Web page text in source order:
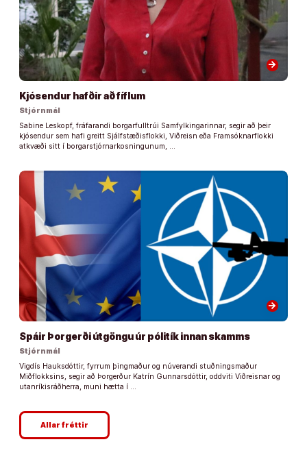
arrow_forward
Kjósendur hafðir að fíflum
Stjórnmál
Sabine Leskopf, fráfarandi borgarfulltrúi Samfylkingarinnar, segir að þeir
kjósendur sem hafi greitt Sjálfstæðisflokki, Viðreisn eða Framsóknarflokki
atkvæði sitt í borgarstjórnarkosningunum, …
arrow_forward
Spáir Þorgerði útgöngu úr pólitík innan skamms
Stjórnmál
Vigdís Hauksdóttir, fyrrum þingmaður og núverandi stuðningsmaður
Miðflokksins, segir að Þorgerður Katrín Gunnarsdóttir, oddviti Viðreisnar og
utanríkisráðherra, muni hætta í …
Allar fréttir